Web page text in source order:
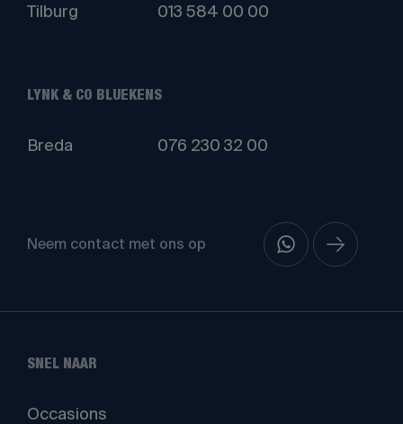
Tilburg
013 584 00 00
LYNK & CO BLUEKENS
Breda 076 230 32 00
Neem contact met ons op
SNEL NAAR
Occasions